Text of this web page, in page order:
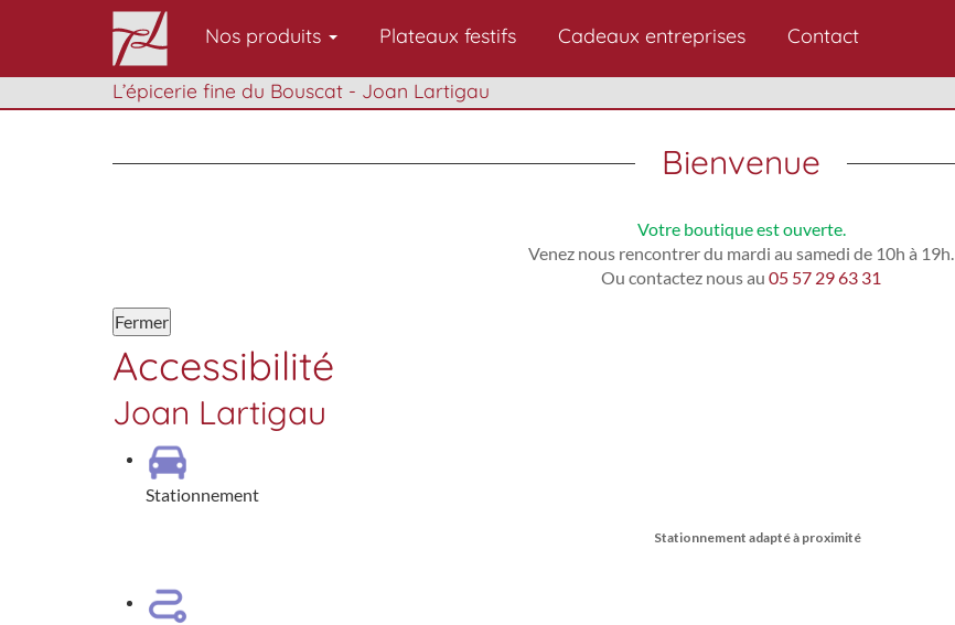
Nos produits Plateaux festifs Cadeaux entreprises Contact
L’épicerie fine du Bouscat - Joan Lartigau
Bienvenue
Votre boutique est ouverte.
Venez nous rencontrer du mardi au samedi de 10h à 19h.
Ou contactez nous au 05 57 29 63 31
Fermer
Accessibilité
Joan Lartigau
Stationnement
Stationnement adapté à proximité